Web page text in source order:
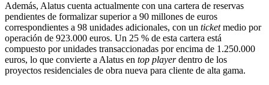
Además, Alatus cuenta actualmente con una cartera de reservas
pendientes de formalizar superior a 90 millones de euros
correspondientes a 98 unidades adicionales, con un ticketmedio por
operación de 923.000 euros. Un 25 % de esta cartera está
compuesto por unidades transaccionadas por encima de 1.250.000
euros, lo que convierte a Alatus en top playerdentro de los
proyectos residenciales de obra nueva para cliente de alta gama.